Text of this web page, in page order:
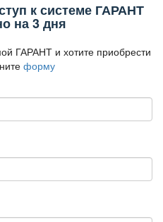
к системе ГАРАНТ
на 3 дня
ГАРАНТ и хотите приобрести
форму